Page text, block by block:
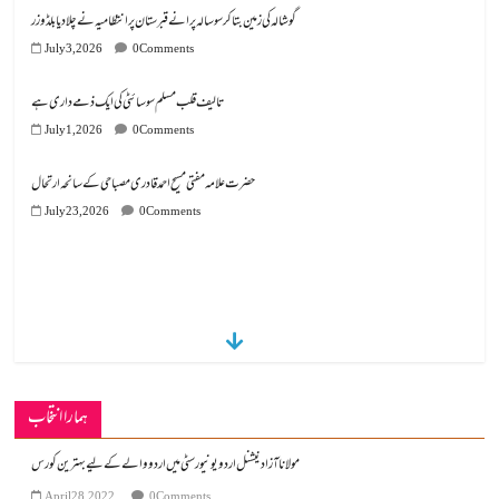
تالیف قلب مسلم سوسائٹی کی ایک ذمے داری ہے
July 1, 2026 0 Comments
July 23, 2026 0 Comments
ہمارا انتخاب
مولانا آزاد نیشنل اردو یونیورسٹی میں اردو والے کے لیے بہترین کورس